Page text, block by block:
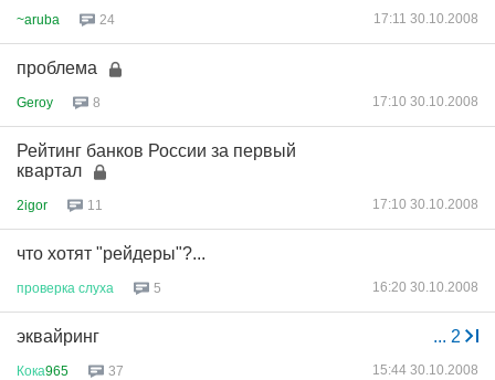
~aruba 24 17:11 30.10.2008
проблема
Geroy 8 17:10 30.10.2008
Рейтинг банков России за первый
квартал
2igor 11 17:10 30.10.2008
что хотят "рейдеры"?...
проверка слуха 5 16:20 30.10.2008
... 2
эквайринг
Кока965 37 15:44 30.10.2008